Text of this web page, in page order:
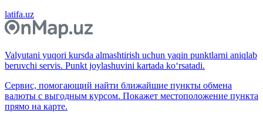
latifa.uz
Valyutani yuqori kursda almashtirish uchun yaqin punktlarni aniqlab
beruvchi servis. Punkt joylashuvini kartada ko‘rsatadi.
Сервис, помогающий найти ближайшие пункты обмена
валюты с выгодным курсом. Покажет местоположение пункта
прямо на карте.